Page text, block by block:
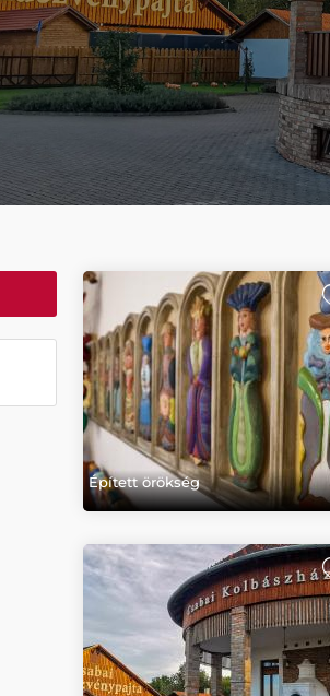
Épített örökség